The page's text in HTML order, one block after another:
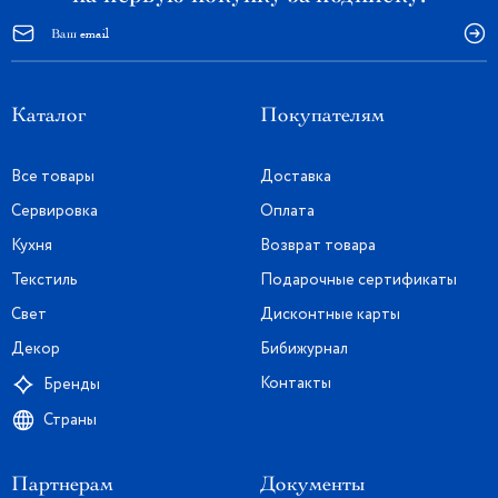
Каталог
Все товары
Сервировка
Кухня
Текстиль
Свет
Декор
Бренды
Страны
Покупателям
Доставка
Оплата
Возврат товара
Подарочные сертификаты
Дисконтные карты
Бибижурнал
Контакты
Партнерам Документы